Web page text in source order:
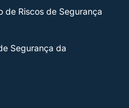
de Riscos de Segurança
Segurança da